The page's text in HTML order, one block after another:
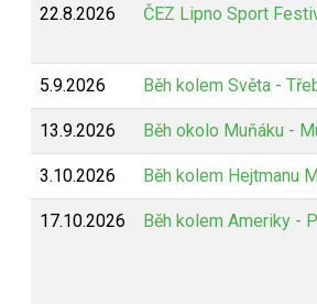
22.8.2026 ČEZ Lipno Sport
5.9.2026 Běh kolem Světa -
13.9.2026 Běh okolo Muňáku -
3.10.2026 Běh kolem Hejtmanu
17.10.2026 Běh kolem Ameriky -